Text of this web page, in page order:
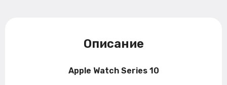
Описание
Apple Watch Series 10